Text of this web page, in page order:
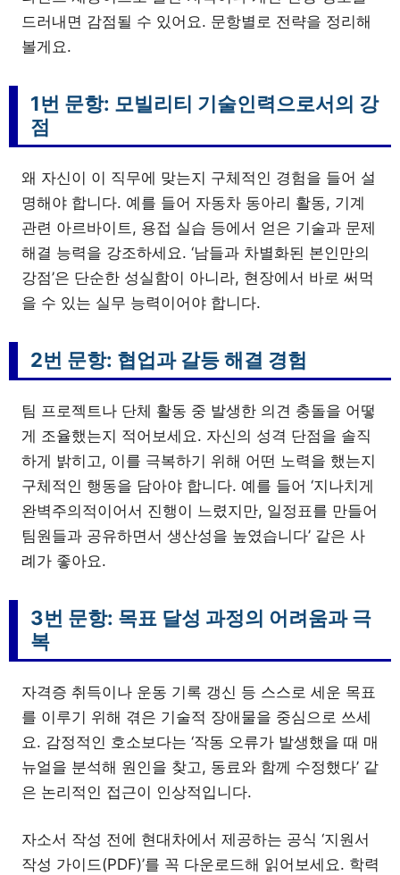
드러내면 감점될 수 있어요. 문항별로 전략을 정리해
볼게요.
1번 문항: 모빌리티 기술인력으로서의 강
점
왜 자신이 이 직무에 맞는지 구체적인 경험을 들어 설
명해야 합니다. 예를 들어 자동차 동아리 활동, 기계
관련 아르바이트, 용접 실습 등에서 얻은 기술과 문제
해결 능력을 강조하세요. ‘남들과 차별화된 본인만의
강점’은 단순한 성실함이 아니라, 현장에서 바로 써먹
을 수 있는 실무 능력이어야 합니다.
2번 문항: 협업과 갈등 해결 경험
팀 프로젝트나 단체 활동 중 발생한 의견 충돌을 어떻
게 조율했는지 적어보세요. 자신의 성격 단점을 솔직
하게 밝히고, 이를 극복하기 위해 어떤 노력을 했는지
구체적인 행동을 담아야 합니다. 예를 들어 ‘지나치게
완벽주의적이어서 진행이 느렸지만, 일정표를 만들어
팀원들과 공유하면서 생산성을 높였습니다’ 같은 사
례가 좋아요.
3번 문항: 목표 달성 과정의 어려움과 극
복
자격증 취득이나 운동 기록 갱신 등 스스로 세운 목표
를 이루기 위해 겪은 기술적 장애물을 중심으로 쓰세
요. 감정적인 호소보다는 ‘작동 오류가 발생했을 때 매
뉴얼을 분석해 원인을 찾고, 동료와 함께 수정했다’ 같
은 논리적인 접근이 인상적입니다.
자소서 작성 전에 현대차에서 제공하는 공식 ‘지원서
작성 가이드(PDF)’를 꼭 다운로드해 읽어보세요. 학력